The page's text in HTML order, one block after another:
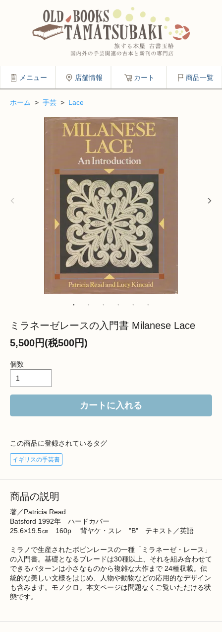
メニュー 店舗情報 カート 商品一覧
ホーム > 手芸 > Lace
ミラネーゼレースの入門書 Milanese Lace
5,500円(税500円)
個数
カートに入れる
この商品に登録されているタグ
イギリスの手芸書
商品の説明
著／Patricia Read
Batsford 1992年 ハードカバー
25.6×19.5㎝ 160p 背ヤケ・スレ "B" テキスト／英語
ミラノで生産されたボビンレースの一種「ミラネーゼ・レース」
の入門書。基礎となるブレードは30種以上、それを組み合わせて
できるパターンは小さなものから複雑な大作まで 24種収載。伝
統的な美しい文様をはじめ、人物や動物などの応用的なデザイン
も含みます。モノクロ。本文ページは問題なくご覧いただける状
態です。